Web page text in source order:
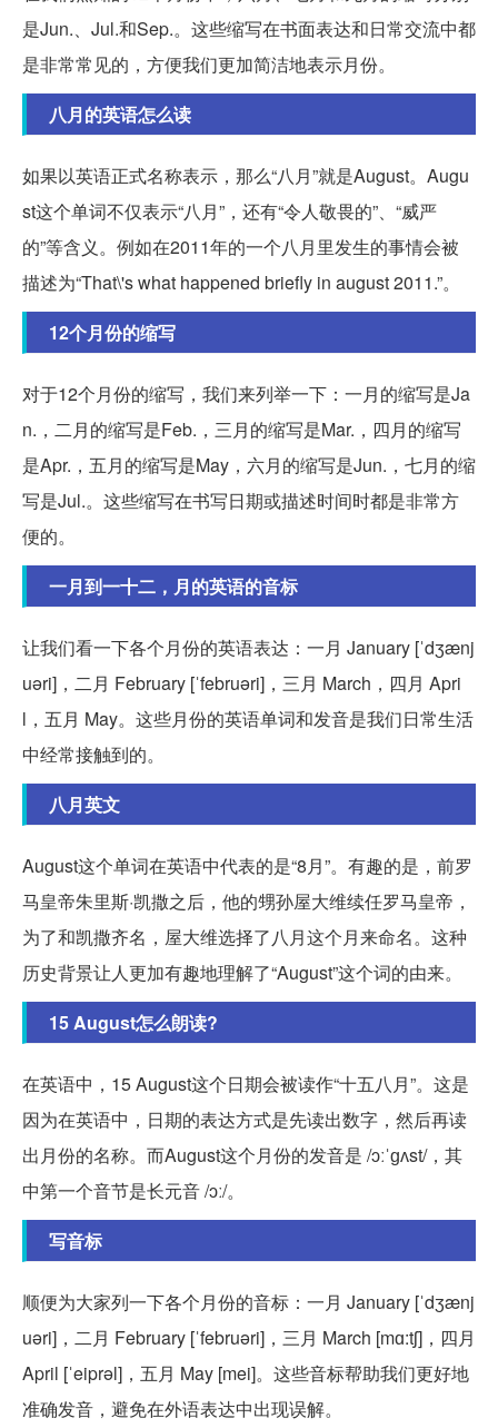
是Jun.、Jul.和Sep.。这些缩写在书面表达和日常交流中都
是非常常见的，方便我们更加简洁地表示月份。
八月的英语怎么读
如果以英语正式名称表示，那么“八月”就是August。Augu
st这个单词不仅表示“八月”，还有“令人敬畏的”、“威严
的”等含义。例如在2011年的一个八月里发生的事情会被
描述为“That\'s what happened briefly in august 2011.”。
12个月份的缩写
对于12个月份的缩写，我们来列举一下：一月的缩写是Ja
n.，二月的缩写是Feb.，三月的缩写是Mar.，四月的缩写
是Apr.，五月的缩写是May，六月的缩写是Jun.，七月的缩
写是Jul.。这些缩写在书写日期或描述时间时都是非常方
便的。
一月到一十二，月的英语的音标
让我们看一下各个月份的英语表达：一月 January [ˈdʒænj
uəri]，二月 February [ˈfebruəri]，三月 March，四月 Apri
l，五月 May。这些月份的英语单词和发音是我们日常生活
中经常接触到的。
八月英文
August这个单词在英语中代表的是“8月”。有趣的是，前罗
马皇帝朱里斯·凯撒之后，他的甥孙屋大维续任罗马皇帝，
为了和凯撒齐名，屋大维选择了八月这个月来命名。这种
历史背景让人更加有趣地理解了“August”这个词的由来。
15 August怎么朗读?
在英语中，15 August这个日期会被读作“十五八月”。这是
因为在英语中，日期的表达方式是先读出数字，然后再读
出月份的名称。而August这个月份的发音是 /ɔːˈɡʌst/，其
中第一个音节是长元音 /ɔː/。
写音标
顺便为大家列一下各个月份的音标：一月 January [ˈdʒænj
uəri]，二月 February [ˈfebruəri]，三月 March [mɑ:tʃ]，四月
April [ˈeiprəl]，五月 May [mei]。这些音标帮助我们更好地
准确发音，避免在外语表达中出现误解。